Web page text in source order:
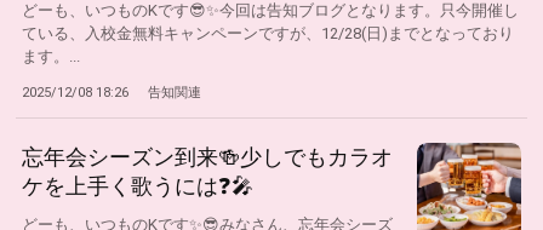
どーも、いつものKです😎✨今回は告知ブログとなります。只今開催し
ている、入校金無料キャンペーンですが、12/28(日)までとなっており
ます。...
2025/12/08 18:26 告知関連
忘年会シーズン到来🍻少しでもカラオ
ケを上手く歌うには❓🎤
どーも、いつものKです✨😎みなさん、忘年会シーズ